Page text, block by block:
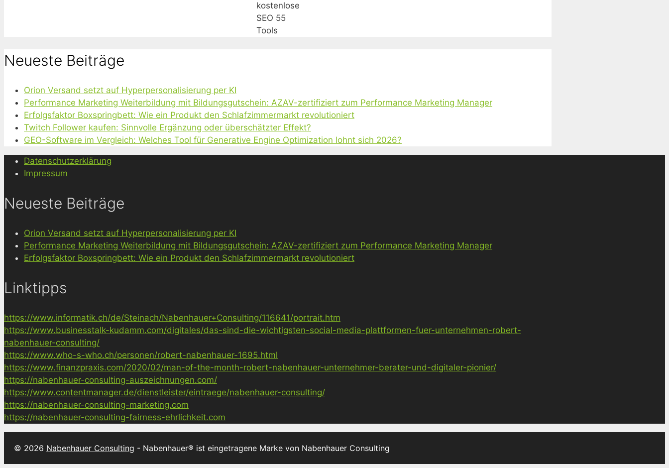
kostenlose
SEO 55
Tools
Neueste Beiträge
Orion Versand setzt auf Hyperpersonalisierung per KI
Performance Marketing Weiterbildung mit Bildungsgutschein: AZAV-zertifiziert zum Performance Marketing Manager
Erfolgsfaktor Boxspringbett: Wie ein Produkt den Schlafzimmermarkt revolutioniert
Twitch Follower kaufen: Sinnvolle Ergänzung oder überschätzter Effekt?
GEO-Software im Vergleich: Welches Tool für Generative Engine Optimization lohnt sich 2026?
Datenschutzerklärung
Impressum
Neueste Beiträge
Orion Versand setzt auf Hyperpersonalisierung per KI
Performance Marketing Weiterbildung mit Bildungsgutschein: AZAV-zertifiziert zum Performance Marketing Manager
Erfolgsfaktor Boxspringbett: Wie ein Produkt den Schlafzimmermarkt revolutioniert
Linktipps
https://www.informatik.ch/de/Steinach/Nabenhauer+Consulting/116641/portrait.htm
https://www.businesstalk-kudamm.com/digitales/das-sind-die-wichtigsten-social-media-plattformen-fuer-unternehmen-robert-
nabenhauer-consulting/
https://www.who-s-who.ch/personen/robert-nabenhauer-1695.html
https://www.finanzpraxis.com/2020/02/man-of-the-month-robert-nabenhauer-unternehmer-berater-und-digitaler-pionier/
https://nabenhauer-consulting-auszeichnungen.com/
https://www.contentmanager.de/dienstleister/eintraege/nabenhauer-consulting/
https://nabenhauer-consulting-marketing.com
https://nabenhauer-consulting-fairness-ehrlichkeit.com
© 2026 Nabenhauer Consulting - Nabenhauer® ist eingetragene Marke von Nabenhauer Consulting